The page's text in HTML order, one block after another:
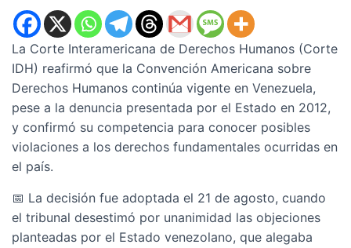
La Corte Interamericana de Derechos Humanos (Corte
IDH) reafirmó que la Convención Americana sobre
Derechos Humanos continúa vigente en Venezuela,
pese a la denuncia presentada por el Estado en 2012,
y confirmó su competencia para conocer posibles
violaciones a los derechos fundamentales ocurridas en
el país.
📅 La decisión fue adoptada el 21 de agosto, cuando
el tribunal desestimó por unanimidad las objeciones
planteadas por el Estado venezolano, que alegaba